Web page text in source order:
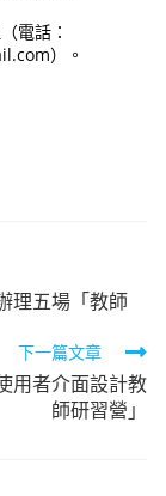
電話：
）。
理五場「教師
下一篇文章
用者介面設計教
師研習營」